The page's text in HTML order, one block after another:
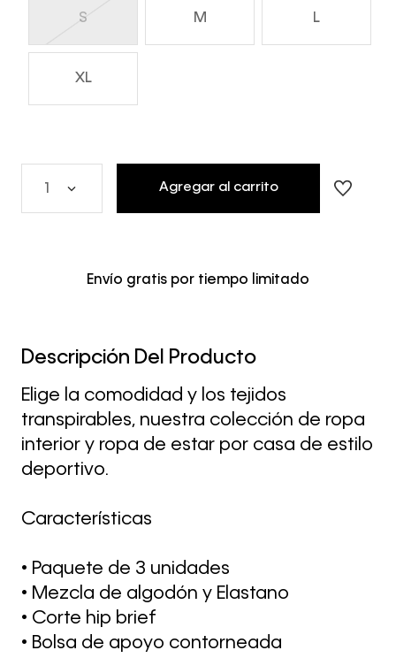
S M L
XL
Agregar al carrito
Envío gratis por tiempo limitado
Descripción Del Producto
Elige la comodidad y los tejidos
transpirables, nuestra colección de ropa
interior y ropa de estar por casa de estilo
deportivo.
Características
• Paquete de 3 unidades
• Mezcla de algodón y Elastano
• Corte hip brief
• Bolsa de apoyo contorneada